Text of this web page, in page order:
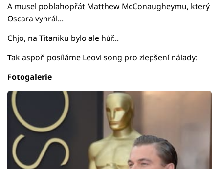
A musel poblahopřát Matthew McConaugheymu, který
Oscara vyhrál...
Chjo, na Titaniku bylo ale hůř...
Tak aspoň posíláme Leovi song pro zlepšení nálady:
Fotogalerie